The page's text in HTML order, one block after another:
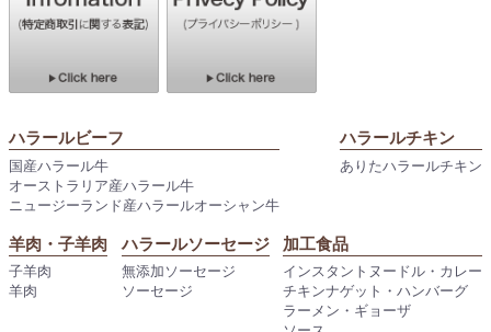
ハラールビーフ
国産ハラール牛
オーストラリア産ハラール牛
ニュージーランド産ハラールオーシャン牛
ハラールチキン
ありたハラールチキン
羊肉・子羊肉
子羊肉
羊肉
ハラールソーセージ
無添加ソーセージ
ソーセージ
加工食品
インスタントヌードル・カレー
チキンナゲット・ハンバーグ
ラーメン・ギョーザ